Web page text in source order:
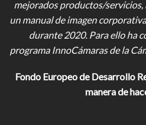
mejorados productos/
un manual de imagen
durante 2020. Para ello ha
programa InnoCámaras de la
Fondo Europeo de Desarrollo
manera de